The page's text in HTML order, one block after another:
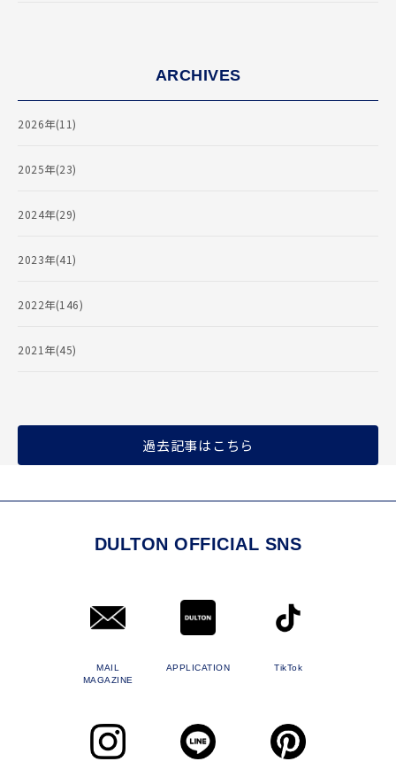
ARCHIVES
2026年(11)
2025年(23)
2024年(29)
2023年(41)
2022年(146)
2021年(45)
過去記事はこちら
DULTON OFFICIAL SNS
MAIL
MAGAZINE
APPLICATION TikTok